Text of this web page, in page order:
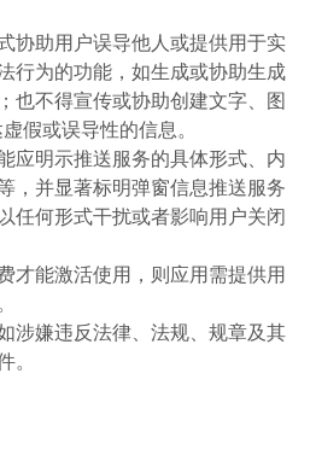
协助用户误导他人或提供用于实
行为的功能，如生成或协助生成
也不得宣传或协助创建文字、图
假或误导性的信息。
应明示推送服务的具体形式、内
，并显著标明弹窗信息推送服务
任何形式干扰或者影响用户关闭
才能激活使用，则应用需提供用
涉嫌违反法律、法规、规章及其
。